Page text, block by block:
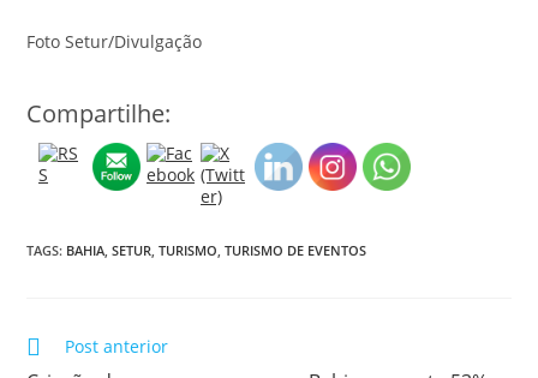
Foto Setur/Divulgação
Compartilhe:
TAGS: BAHIA SETUR TURISMO TURISMO DE EVENTOS
Post anterior